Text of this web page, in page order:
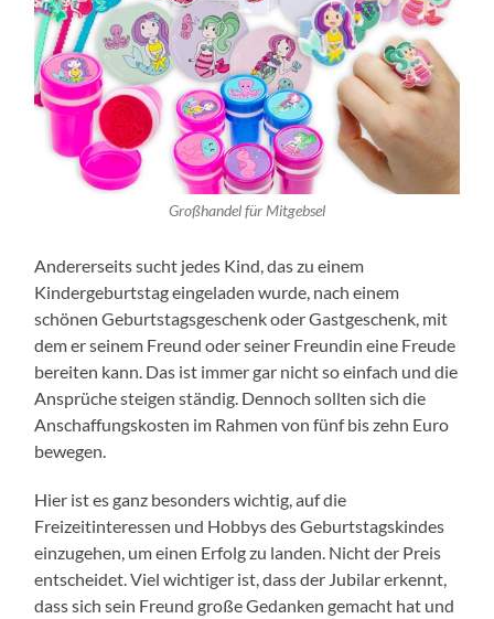
Großhandel für Mitgebsel
Andererseits sucht jedes Kind, das zu einem
Kindergeburtstag eingeladen wurde, nach einem
schönen Geburtstagsgeschenk oder Gastgeschenk, mit
dem er seinem Freund oder seiner Freundin eine Freude
bereiten kann. Das ist immer gar nicht so einfach und die
Ansprüche steigen ständig. Dennoch sollten sich die
Anschaffungskosten im Rahmen von fünf bis zehn Euro
bewegen.
Hier ist es ganz besonders wichtig, auf die
Freizeitinteressen und Hobbys des Geburtstagskindes
einzugehen, um einen Erfolg zu landen. Nicht der Preis
entscheidet. Viel wichtiger ist, dass der Jubilar erkennt,
dass sich sein Freund große Gedanken gemacht hat und